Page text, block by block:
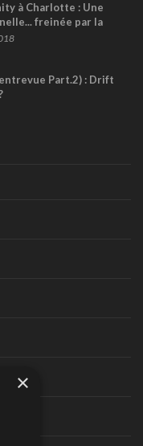
à Charlotte : Une
freinée par la
Part.2) : Drift
×